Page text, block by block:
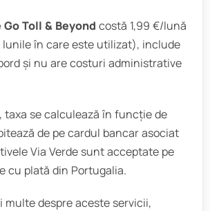
Go Toll & Beyond costă 1,99 €/lună
în care este utilizat), include
și nu are costuri administrative
taxa se calculează în funcție de
de pe cardul bancar asociat
Via Verde sunt acceptate pe
cu plată din Portugalia.
multe despre aceste servicii,